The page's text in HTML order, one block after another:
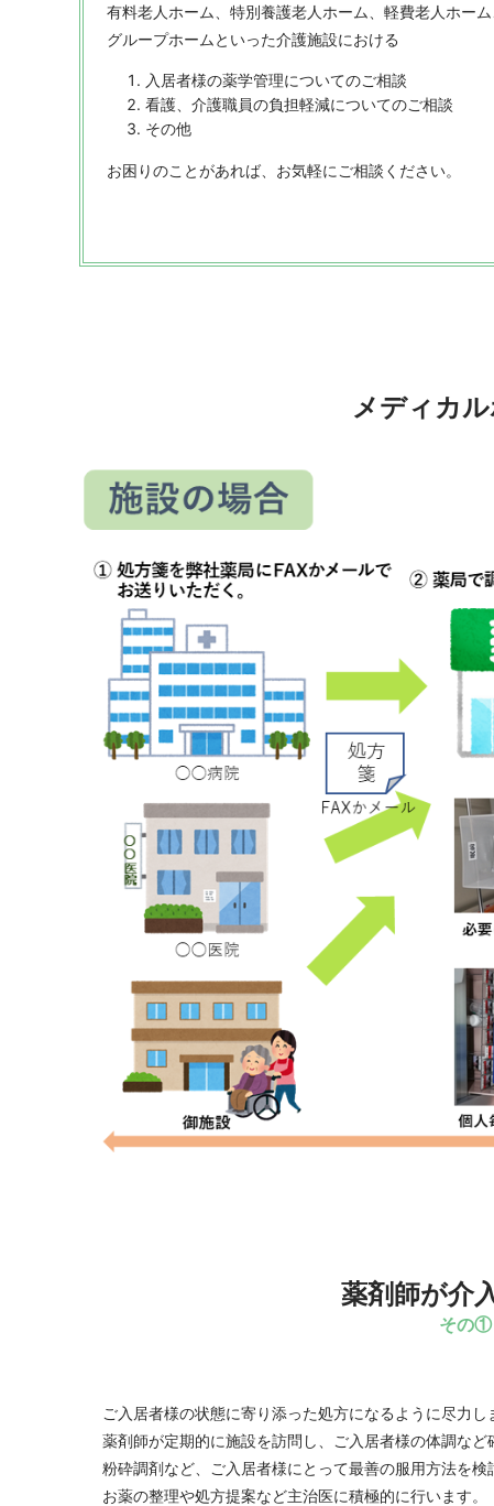
有料老人ホーム、特別養護老人ホーム、軽費老人ホーム
グループホームといった介護施設における
入居者様の薬学管理についてのご相談
看護、介護職員の負担軽減についてのご相談
その他
お困りのことがあれば、お気軽にご相談ください。
メディカ
薬剤師が介
その①
ご入居者様の状態に寄り添った処方になるように尽力し
薬剤師が定期的に施設を訪問し、ご入居者様の体調など
粉砕調剤など、ご入居者様にとって最善の服用方法を検
お薬の整理や処方提案など主治医に積極的に行います。